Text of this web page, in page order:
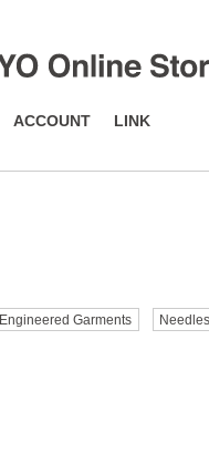
ACCOUNT LINK
Engineered Garments Needles